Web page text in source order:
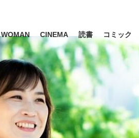
ビジネス インタビュー
WOMAN CINEMA 読書 コミック
力
#城彰二 #内田有紀
#松田聖子